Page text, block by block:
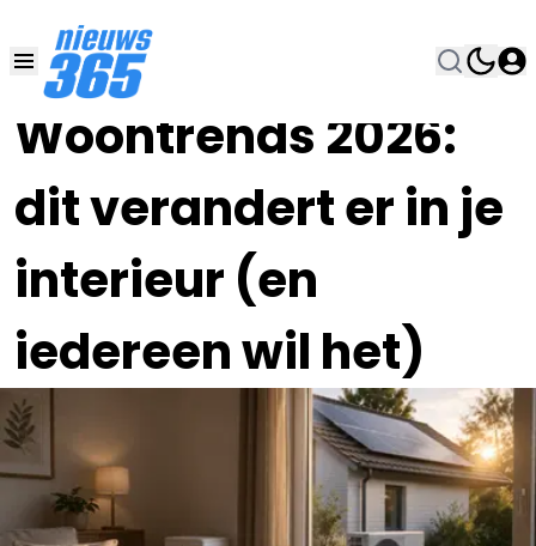
Woontrends 2026:
dit verandert er in je
interieur (en
iedereen wil het)
29 JUN , 17:00•